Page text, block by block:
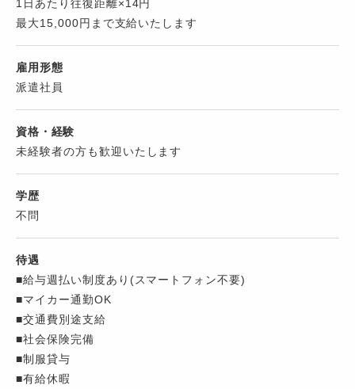
1日あたり往復距離×14円
最大15,000円まで支給いたします
雇用形態
派遣社員
資格・経験
未経験者の方も歓迎いたします
学歴
不問
待遇
■給与週払い制度あり(スマートフォン不要)
■マイカー通勤OK
■交通費別途支給
■社会保険完備
■制服貸与
■有給休暇